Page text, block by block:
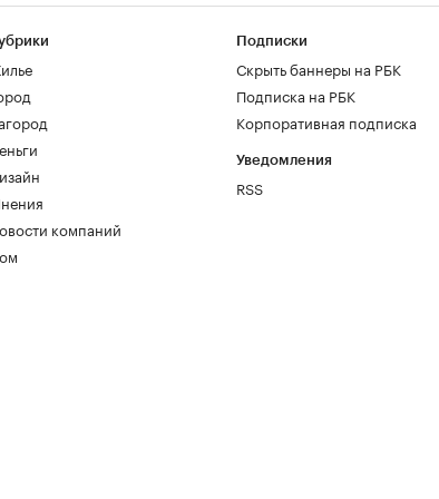
компаний
Подписки
Скрыть баннеры на РБК
Подписка на РБК
Корпоративная подписка
Уведомления
RSS